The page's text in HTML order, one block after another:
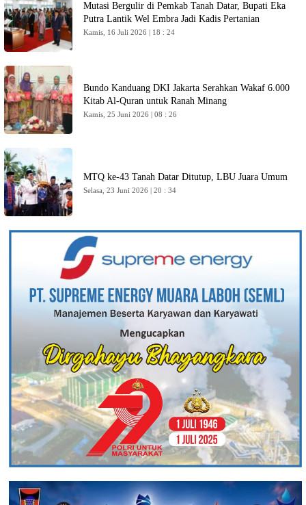
Mutasi Bergulir di Pemkab Tanah Datar, Bupati Eka
Putra Lantik Wel Embra Jadi Kadis Pertanian
Kamis, 16 Juli 2026 | 18 : 24
Bundo Kanduang DKI Jakarta Serahkan Wakaf 6.000
Kitab Al-Quran untuk Ranah Minang
Kamis, 25 Juni 2026 | 08 : 26
MTQ ke-43 Tanah Datar Ditutup, LBU Juara Umum
Selasa, 23 Juni 2026 | 20 : 34